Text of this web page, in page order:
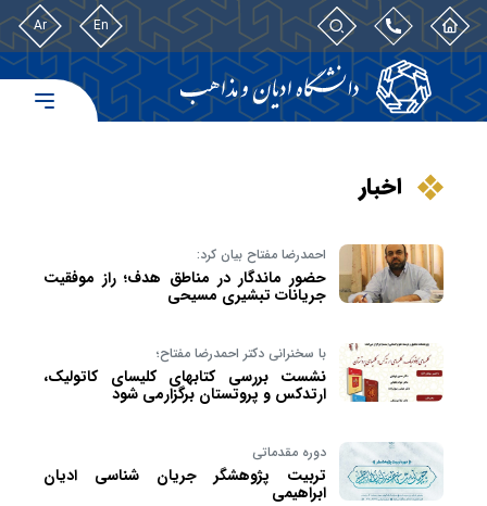
En
Ar
اخبار
احمدرضا مفتاح بیان کرد:
حضور ماندگار در مناطق هدف؛ راز موفقیت
جریانات تبشیری مسیحی
با سخنرانی دکتر احمدرضا مفتاح؛
نشست بررسی کتابهای کلیسای کاتولیک،
ارتدکس و پروتستان برگزارمی شود
دوره مقدماتی
تربیت پژوهشگر جریان شناسی ادیان
ابراهیمی